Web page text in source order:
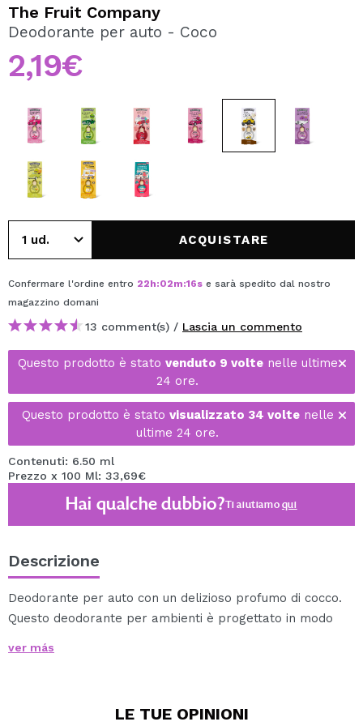
Creando un account su Maquibeauty.it potrai fare i tuoi
acquisti velocemente, controllare lo stato dei tuoi ordini e
consultare le tue operazioni precedenti.
CREARE UN ACCOUNT
The Fruit Company
Deodorante per auto - Coco
2,19€
ACQUISTARE
Confermare l'ordine entro 22h:02m:16s e sarà spedito dal nostro
magazzino domani
13 comment(s) / Lascia un commento
Questo prodotto è stato venduto 9 voltenelle ultime
24 ore.
Questo prodotto è stato visualizzato 34 voltenelle
ultime 24 ore.
Contenuti: 6.50 ml
Prezzo x 100 Ml: 33,69€
Hai qualche dubbio?Ti aiutiamoqui
Descrizione
Deodorante per auto con un delizioso profumo di cocco.
Questo deodorante per ambienti è progettato in modo
da poterlo posizionare facilmente nella tua auto.
ver más
LE TUE OPINIONI